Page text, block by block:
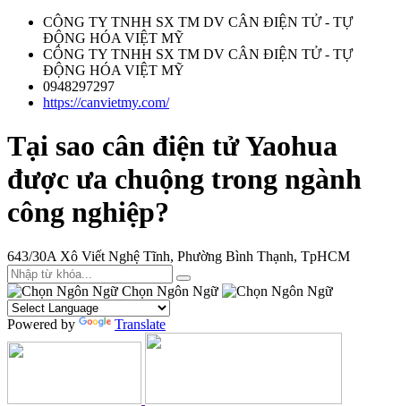
CÔNG TY TNHH SX TM DV CÂN ĐIỆN TỬ - TỰ
ĐỘNG HÓA VIỆT MỸ
CÔNG TY TNHH SX TM DV CÂN ĐIỆN TỬ - TỰ
ĐỘNG HÓA VIỆT MỸ
0948297297
https://canvietmy.com/
Tại sao cân điện tử Yaohua
được ưa chuộng trong ngành
công nghiệp?
643/30A Xô Viết Nghệ Tĩnh, Phường Bình Thạnh, TpHCM
Chọn Ngôn Ngữ
Powered by Translate